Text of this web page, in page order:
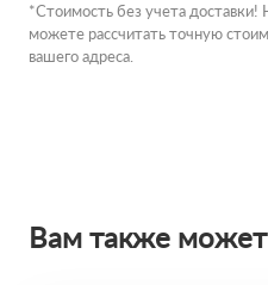
*Стоимость без учета доставки!
можете рассчитать точную
вашего адреса.
Вам также может